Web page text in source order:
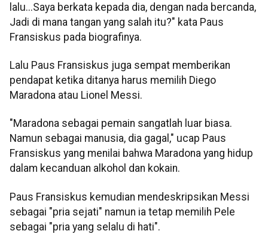
lalu...Saya berkata kepada dia, dengan nada bercanda,
Jadi di mana tangan yang salah itu?" kata Paus
Fransiskus pada biografinya.
Lalu Paus Fransiskus juga sempat memberikan
pendapat ketika ditanya harus memilih Diego
Maradona atau Lionel Messi.
"Maradona sebagai pemain sangatlah luar biasa.
Namun sebagai manusia, dia gagal," ucap Paus
Fransiskus yang menilai bahwa Maradona yang hidup
dalam kecanduan alkohol dan kokain.
Paus Fransiskus kemudian mendeskripsikan Messi
sebagai "pria sejati" namun ia tetap memilih Pele
sebagai "pria yang selalu di hati".